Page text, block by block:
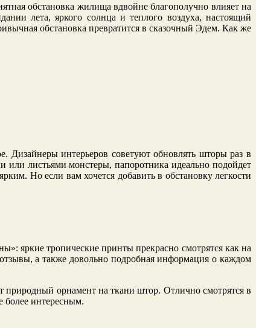
обстановка жилища вдвойне благополучно влияет на
лета, яркого солнца и теплого воздуха, настоящий
обстановка превратится в сказочный Эдем. Как же
интерьеров советуют обновлять шторы раз в
листьями монстеры, папоротника идеально подойдет
Но если вам хочется добавить в обстановку легкости
яркие тропические принты прекрасно смотрятся как на
а также довольно подробная информация о каждом
природный орнамент на ткани штор. Отлично смотрятся в
более интересным.